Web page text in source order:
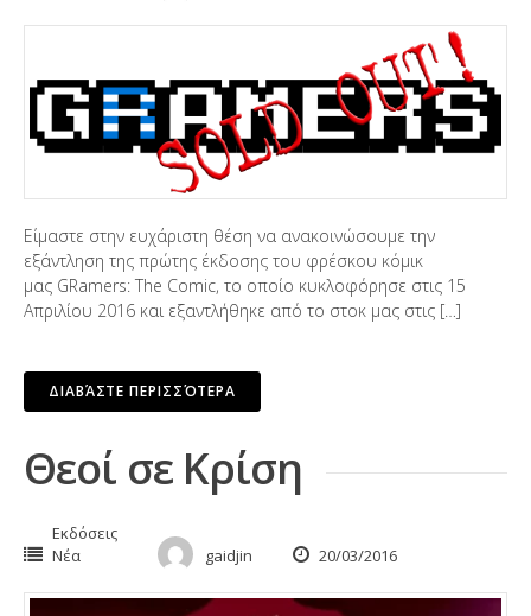
Είμαστε στην ευχάριστη θέση να ανακοινώσουμε την
εξάντληση της πρώτης έκδοσης του φρέσκου κόμικ
μας GRamers: The Comic, το οποίο κυκλοφόρησε στις 15
Απριλίου 2016 και εξαντλήθηκε από το στοκ μας στις […]
ΔΙΑΒΆΣΤΕ ΠΕΡΙΣΣΌΤΕΡΑ
Θεοί σε Κρίση
Εκδόσεις
Νέα
gaidjin 20/03/2016